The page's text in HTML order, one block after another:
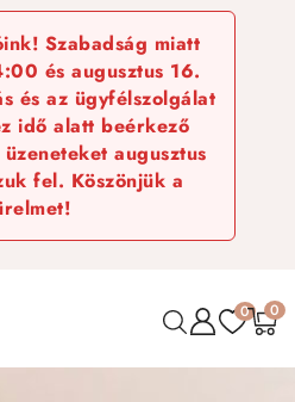
Szabadság miatt
és augusztus 16.
és az ügyfélszolgálat
idő alatt beérkező
augusztus
fel. Köszönjük a
0 0